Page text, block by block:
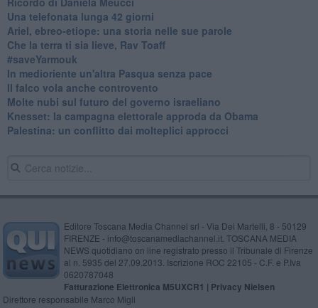
​Una telefonata lunga 42 giorni
​Ariel, ebreo-etiope: una storia nelle sue parole
Che la terra ti sia lieve, Rav Toaff
​#saveYarmouk
​In medioriente un'altra Pasqua senza pace
​Il falco vola anche controvento
Molte nubi sul futuro del governo israeliano
Knesset: la campagna elettorale approda da Obama
Palestina: un conflitto dai molteplici approcci
Editore Toscana Media Channel srl - Via Dei Martelli, 8 - 50129
FIRENZE - info@toscanamediachannel.it. TOSCANA MEDIA
NEWS quotidiano on line registrato presso il Tribunale di Firenze
al n. 5935 del 27.09.2013. Iscrizione ROC 22105 - C.F. e P.Iva
0620787048
Fatturazione Elettronica M5UXCR1 | Privacy Nielsen
Direttore responsabile Marco Migli